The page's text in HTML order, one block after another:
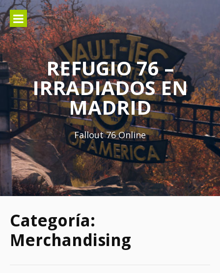
Ir
al
contenido
REFUGIO 76 –
IRRADIADOS EN
MADRID
Fallout 76 Online
Categoría:
Merchandising